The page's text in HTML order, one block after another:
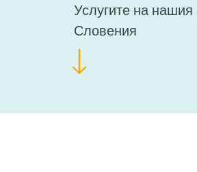
Услугите на нашия
Словения